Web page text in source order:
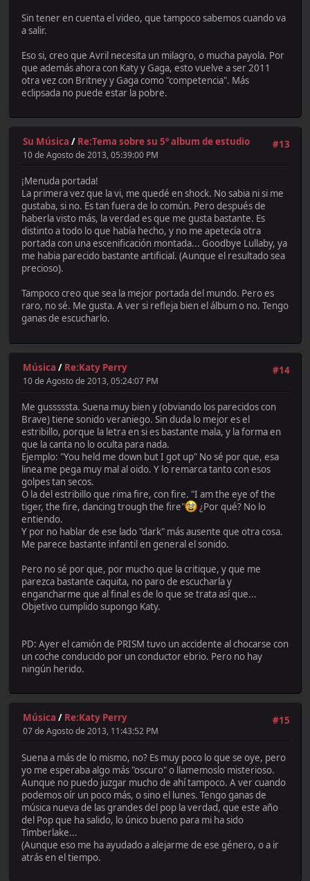
Sin tener en cuenta el video, que tampoco sabemos cuando va
a salir.
Eso si, creo que Avril necesita un milagro, o mucha payola. Por
que además ahora con Katy y Gaga, esto vuelve a ser 2011
otra vez con Britney y Gaga como "competencia". Más
eclipsada no puede estar la pobre.
#13
Su Música / Re:Tema sobre su 5º album de estudio
10 de Agosto de 2013, 05:39:00 PM
¡Menuda portada!
La primera vez que la vi, me quedé en shock. No sabia ni si me
gustaba, si no. Es tan fuera de lo común. Pero después de
haberla visto más, la verdad es que me gusta bastante. Es
distinto a todo lo que había hecho, y no me apetecía otra
portada con una escenificación montada... Goodbye Lullaby, ya
me habia parecido bastante artificial. (Aunque el resultado sea
precioso).
Tampoco creo que sea la mejor portada del mundo. Pero es
raro, no sé. Me gusta. A ver si refleja bien el álbum o no. Tengo
ganas de escucharlo.
#14
Música / Re:Katy Perry
10 de Agosto de 2013, 05:24:07 PM
Me gusssssta. Suena muy bien y (obviando los parecidos con
Brave) tiene sonido veraniego. Sin duda lo mejor es el
estribillo, porque la letra en si es bastante mala, y la forma en
que la canta no lo oculta para nada.
Ejemplo: "You held me down but I got up" No sé por que, esa
linea me pega muy mal al oido. Y lo remarca tanto con esos
golpes tan secos.
O la del estribillo que rima fire, con fire. "I am the eye of the
tiger, the fire, dancing trough the fire"
¿Por qué? No lo
entiendo.
Y por no hablar de ese lado "dark" más ausente que otra cosa.
Me parece bastante infantil en general el sonido.
Pero no sé por que, por mucho que la critique, y que me
parezca bastante caquita, no paro de escucharla y
engancharme que al final es de lo que se trata así que...
Objetivo cumplido supongo Katy.
PD: Ayer el camión de PRISM tuvo un accidente al chocarse con
un coche conducido por un conductor ebrio. Pero no hay
ningún herido.
#15
Música / Re:Katy Perry
07 de Agosto de 2013, 11:43:52 PM
Suena a más de lo mismo, no? Es muy poco lo que se oye, pero
yo me esperaba algo más "oscuro" o llamemoslo misterioso.
Aunque no puedo juzgar mucho de ahí tampoco. A ver cuando
podemos oír un poco más, o sino el lunes. Tengo ganas de
música nueva de las grandes del pop la verdad, que este año
del Pop que ha salido, lo único bueno para mi ha sido
Timberlake...
(Aunque eso me ha ayudado a alejarme de ese género, o a ir
atrás en el tiempo.